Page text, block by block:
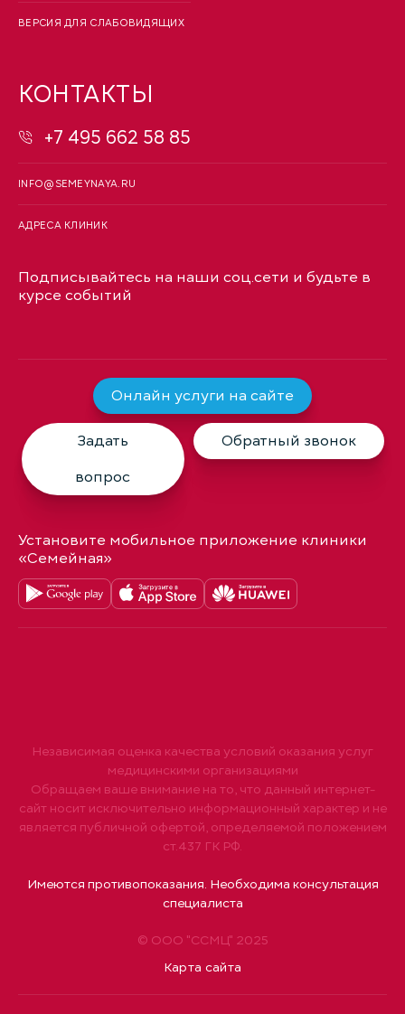
ВЕРСИЯ ДЛЯ СЛАБОВИДЯЩИХ
КОНТАКТЫ
+7 495 662 58 85
INFO@SEMEYNAYA.RU
АДРЕСА КЛИНИК
Подписывайтесь на наши соц.сети и будьте в
курсе событий
Онлайн услуги на сайте
Задать
вопрос
Обратный звонок
Установите мобильное приложение клиники
«Семейная»
© ООО "ССМЦ" 2025
Карта сайта
Независимая оценка качества условий оказания услуг
медицинскими организациями
Обращаем ваше внимание на то, что данный интернет-
сайт носит исключительно информационный характер и не
является публичной офертой, определяемой положением
ст.437 ГК РФ.
Имеются противопоказания. Необходима консультация
специалиста